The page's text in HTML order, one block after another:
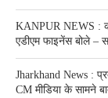
KANPUR NEWS :
एडीएम फाइनेंस बोले –
Jharkhand News :
CM मीडिया के सामने